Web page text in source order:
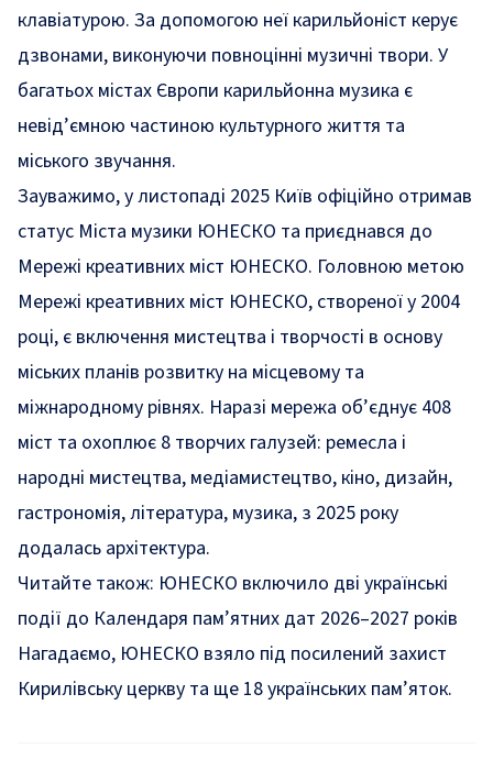
клавіатурою. За допомогою неї карильйоніст керує
дзвонами, виконуючи повноцінні музичні твори. У
багатьох містах Європи карильйонна музика є
невід’ємною частиною культурного життя та
міського звучання.
Зауважимо, у листопаді 2025 Київ офіційно отримав
статус Міста музики ЮНЕСКО та приєднався до
Мережі креативних міст ЮНЕСКО. Головною метою
Мережі креативних міст ЮНЕСКО, створеної у 2004
році, є включення мистецтва і творчості в основу
міських планів розвитку на місцевому та
міжнародному рівнях. Наразі мережа об’єднує 408
міст та охоплює 8 творчих галузей: ремесла і
народні мистецтва, медіамистецтво, кіно, дизайн,
гастрономія, література, музика, з 2025 року
додалась архітектура.
Читайте також: ЮНЕСКО включило дві українські
події до Календаря пам’ятних дат 2026–2027 років
Нагадаємо, ЮНЕСКО взяло під посилений захист
Кирилівську церкву та ще 18 українських пам’яток.